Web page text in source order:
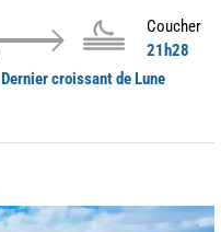
Coucher
21h28
Dernier croissant de Lune